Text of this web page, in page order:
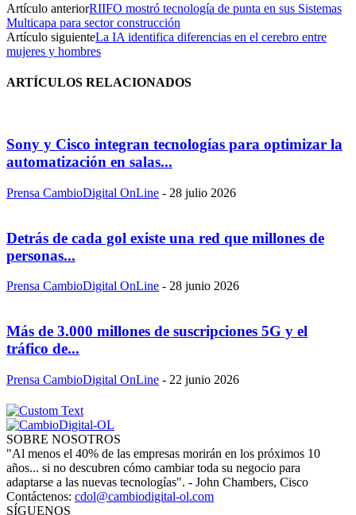
Artículo anteriorRIIFO mostró tecnología de punta en sus Sistemas
Multicapa para sector construcción
Artículo siguienteLa IA identifica diferencias en el cerebro entre
mujeres y hombres
ARTÍCULOS RELACIONADOS
Sony y Cisco integran tecnologías para optimizar la
automatización en salas...
Prensa CambioDigital OnLine - 28 julio 2026
Detrás de cada gol existe una red que millones de
personas...
Prensa CambioDigital OnLine - 28 junio 2026
Más de 3.000 millones de suscripciones 5G y el
tráfico de...
Prensa CambioDigital OnLine - 22 junio 2026
SOBRE NOSOTROS
"Al menos el 40% de las empresas morirán en los próximos 10
años... si no descubren cómo cambiar toda su negocio para
adaptarse a las nuevas tecnologías". - John Chambers, Cisco
Contáctenos: cdol@cambiodigital-ol.com
SÍGUENOS